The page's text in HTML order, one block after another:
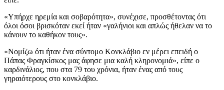
«Υπήρχε ηρεμία και σοβαρότητα», συνέχισε, προσθέτοντας ότι
όλοι όσοι βρισκόταν εκεί ήταν «γαλήνιοι και απλώς ήθελαν να το
κάνουν το καθήκον τους».
«Νομίζω ότι ήταν ένα σύντομο Κονκλάβιο εν μέρει επειδή ο
Πάπας Φραγκίσκος μας άφησε μια καλή κληρονομιά», είπε ο
καρδινάλιος, που στα 79 του χρόνια, ήταν ένας από τους
γηραιότερους στο κονκλάβιο.